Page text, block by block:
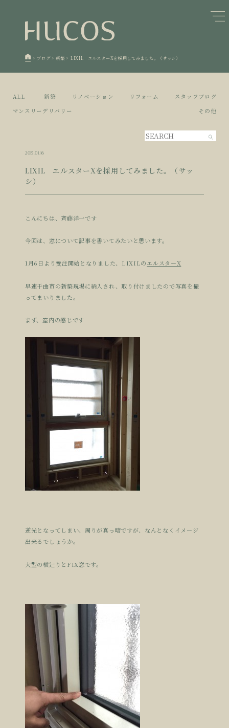
日本森林と循環
欧州住宅の文化と日本の現在地
廃棄物について知る
5 空き家とリノベーション
1 蓄熱するパッシブデザイン
2 自然素材の温もりと快適性を実現
活かすリノベーション
> ブログ>新築 > LIXIL エルスターXを採用してみました。（サッシ）
ALL 新築 リノベーション リフォーム
スタッフブログ
マンスリーデリバリー
その他
2015.01.16
LIXIL エルスターXを採用してみました。（サッ
シ）
こんにちは、斉藤洋一です
今回は、窓について記事を書いてみたいと思います。
1月6日より受注開始となりました、LIXILのエルスターX
早速千曲市の新築現場に納入され、取り付けましたので写真を撮
ってまいりました。
まず、室内の感じです
逆光となってしまい、周りが真っ暗ですが、なんとなくイメージ
出来るでしょうか。
大型の横辷りとFIX窓です。